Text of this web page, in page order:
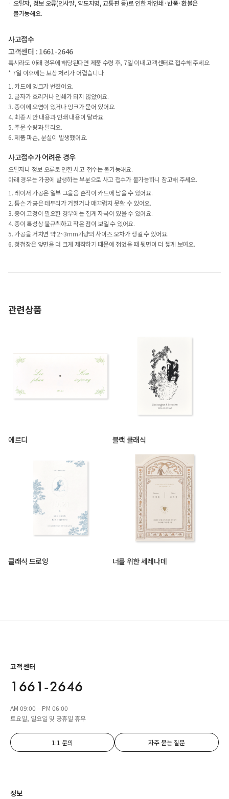
오탈자, 정보 오류(인사말, 약도지명, 교통편 등)로 인한 재인쇄·반품·환불은
불가능해요.
사고접수
고객센터 : 1661-2646
혹시라도 아래 경우에 해당된다면 제품 수령 후, 7일 이내 고객센터로 접수해 주세요.
* 7일 이후에는 보상 처리가 어렵습니다.
1. 카드에 잉크가 번졌어요.
2. 글자가 흐리거나 인쇄가 되지 않았어요.
3. 종이에 오염이 있거나 잉크가 묻어 있어요.
4. 최종 시안 내용과 인쇄 내용이 달라요.
5. 주문 수량과 달라요.
6. 제품 파손, 분실이 발생했어요.
사고접수가 어려운 경우
오탈자나 정보 오류로 인한 사고 접수는 불가능해요.
아래 경우는 가공에 발생하는 부분으로 사고 접수가 불가능하니 참고해 주세요.
1. 레이저 가공은 일부 그을음 흔적이 카드에 남을 수 있어요.
2. 톰슨 가공은 테두리가 거칠거나 매끄럽지 못할 수 있어요.
3. 종이 고정이 필요한 경우에는 집게 자국이 있을 수 있어요.
4. 종이 특성상 불규칙하고 작은 점이 보일 수 있어요.
5. 가공을 거치면 약 2~3mm가량의 사이즈 오차가 생길 수 있어요.
6. 청첩장은 앞면을 더 크게 제작하기 때문에 접었을 때 뒷면이 더 짧게 보여요.
관련상품
에르디 블랙 클래식
클래식 드로잉 너를 위한 세레나데
고객센터
1661-2646
AM 09:00 – PM 06:00
토요일, 일요일 및 공휴일 휴무
1:1 문의 자주 묻는 질문
정보